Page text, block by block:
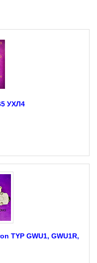
УХЛ4
TYP GWU1, GWU1R,